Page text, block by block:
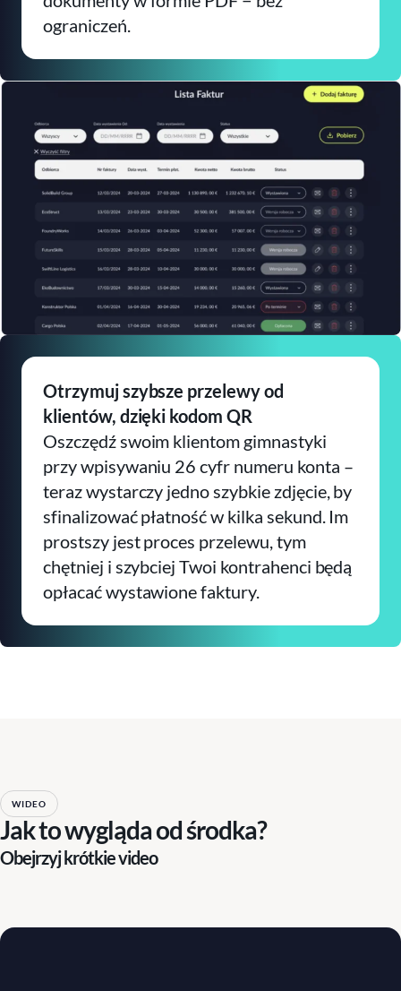
ograniczeń.​
Otrzymuj szybsze przelewy od
klientów, dzięki kodom QR
Oszczędź swoim klientom gimnastyki
przy wpisywaniu 26 cyfr numeru konta –
teraz wystarczy jedno szybkie zdjęcie, by
sfinalizować płatność w kilka sekund. Im
prostszy jest proces przelewu, tym
chętniej i szybciej Twoi kontrahenci będą
opłacać wystawione faktury.
WIDEO
Jak to wygląda od środka?
Obejrzyj krótkie video